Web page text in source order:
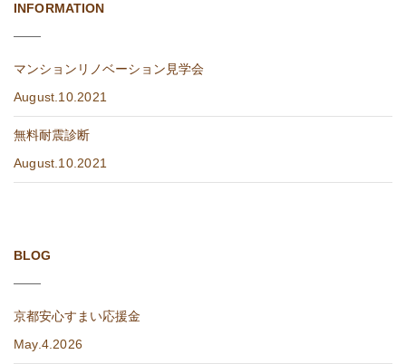
INFORMATION
マンションリノベーション見学会
August.10.2021
無料耐震診断
August.10.2021
BLOG
京都安心すまい応援金
May.4.2026